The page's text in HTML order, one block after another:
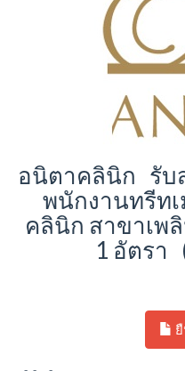
อนิตาคลินิก รับ
พนักงานทรีท
คลินิก สาขาเพ
1 อัตรา